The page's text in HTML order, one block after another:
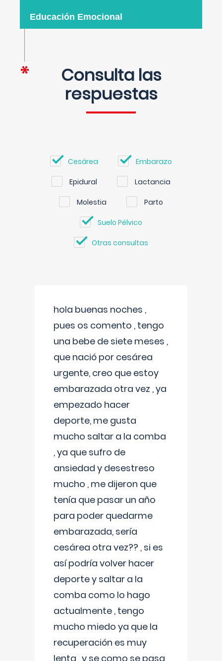
Educación Emocional
Consulta las
respuestas
Cesárea Embarazo
Epidural Lactancia
Molestia Parto
Suelo Pélvico
Otras consultas
hola buenas noches ,
pues os comento , tengo
una bebe de siete meses ,
que nació por cesárea
urgente, creo que estoy
embarazada otra vez , ya
empezado hacer
deporte, me gusta
mucho saltar a la comba
, ya que sufro de
ansiedad y desestreso
mucho , me dijeron que
tenía que pasar un año
para poder quedarme
embarazada, sería
cesárea otra vez?? , si es
así podría volver hacer
deporte y saltar a la
comba como lo hago
actualmente , tengo
mucho miedo ya que la
recuperación es muy
lenta , y se como se pasa ,